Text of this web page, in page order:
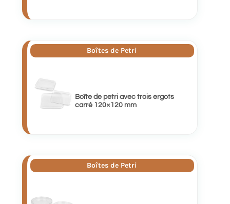
Boîtes de Petri
Boîte de petri avec trois ergots
carré 120×120 mm
Boîtes de Petri